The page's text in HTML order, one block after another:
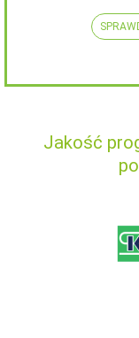
Jakość